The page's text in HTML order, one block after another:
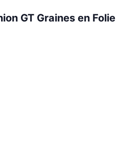
GT Graines en Folie